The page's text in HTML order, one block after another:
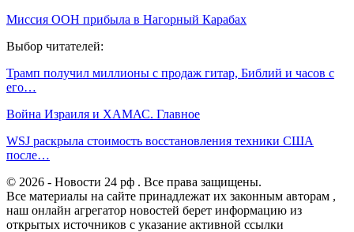
Миссия ООН прибыла в Нагорный Карабах
Выбор читателей:
Трамп получил миллионы с продаж гитар, Библий и часов с
его…
Война Израиля и ХАМАС. Главное
WSJ раскрыла стоимость восстановления техники США
после…
© 2026 - Новости 24 рф . Все права защищены.
Все материалы на сайте принадлежат их законным авторам ,
наш онлайн агрегатор новостей берет информацию из
открытых источников с указание активной ссылки